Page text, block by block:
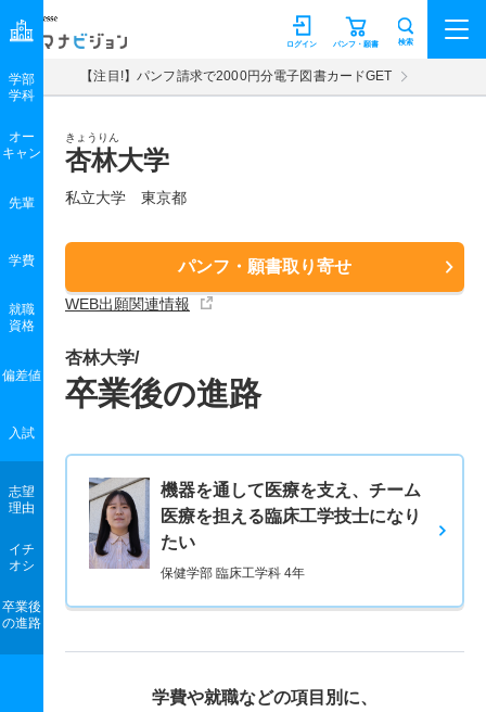
マナビジョン パンフ・願書
ログイン 検索
【注目!】パンフ請求で2000円分電子図書カードGET
きょうりん
杏林大学
私立大学 東京都
パンフ・願書取り寄せ
WEB出願関連情報
学部
学科
オー
キャン
先輩
学費
就職
資格
偏差値
入試
志望
理由
イチ
オシ
卒業後
の進路
杏林大学/
卒業後の進路
機器を通して医療を支え、チーム
医療を担える臨床工学技士になり
たい
保健学部 臨床工学科 4年
学費や就職などの項目別に、